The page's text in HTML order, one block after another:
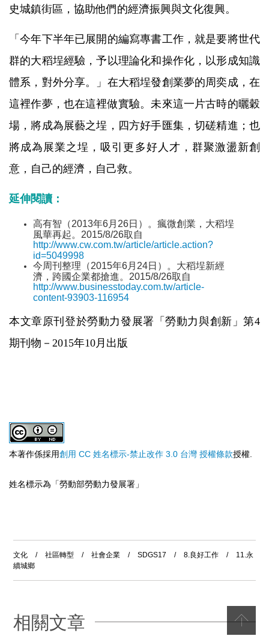
史城鎮街區，協助他們的經濟振興與文化復興。
「今年下半年已展開的編寫專書工作，就是要將世代
群的大稻埕經驗，予以理論化和操作化，以形成知識
體系，對外分享。」在大稻埕發創業夢的周奕成，在
這裡作夢，也在這裡做實驗。未來這一片古時的曬穀
場，將成為展藝之埕，四方好手匯集，切磋精進；也
將成為展業之埕，吸引更多好人才，群聚激盪新創
意，自己的經濟，自己救。
延伸閱讀：
高有智（2013年6月26日）。瘋微創業，大稻埕
風華再起。2015/8/26取自
http://www.cw.com.tw/article/article.action?
id=5049998
今周刊整理（2015年6月24日）。大稻埕新經
濟，跨國企業都搶進。2015/8/26取自
http://www.businesstoday.com.tw/article-
content-93903-116954
本文章原刊登於勞動力發展署「勞動力與創新」第4
期刊物－2015年10月出版
本著作係採用創用 CC 姓名標示-禁止改作 3.0 台灣 授權條款授權.
姓名標示為「勞動部勞動力發展署」
文化 / 社區轉型 / 社會企業 / SDGS17 / 8.良好工作 /
11.永
續城鄉
相關文章